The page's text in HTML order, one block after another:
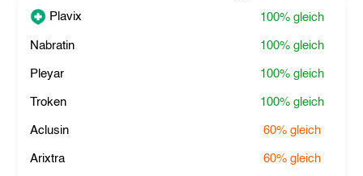
Plavix 100% gleich
Nabratin 100% gleich
Pleyar 100% gleich
Troken 100% gleich
Aclusin 60% gleich
Arixtra 60% gleich